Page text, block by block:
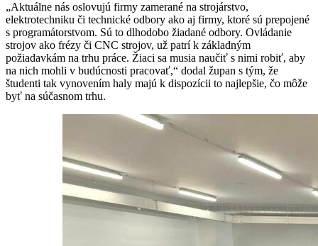
„Aktuálne nás oslovujú firmy zamerané na strojárstvo,
elektrotechniku či technické odbory ako aj firmy, ktoré sú prepojené
s programátorstvom. Sú to dlhodobo žiadané odbory. Ovládanie
strojov ako frézy či CNC strojov, už patrí k základným
požiadavkám na trhu práce. Žiaci sa musia naučiť s nimi robiť, aby
na nich mohli v budúcnosti pracovať,“ dodal župan s tým, že
študenti tak vynovením haly majú k dispozícii to najlepšie, čo môže
byť na súčasnom trhu.